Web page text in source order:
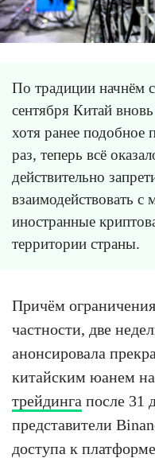
По традиции начнём
сентября Китай
хотя ранее подобное
раз, теперь всё
действительно
взаимодействовать
иностранные
территории страны.
Причём
частности, две
анонсировала
китайским юанем
трейдинга после 31
представители
доступа к